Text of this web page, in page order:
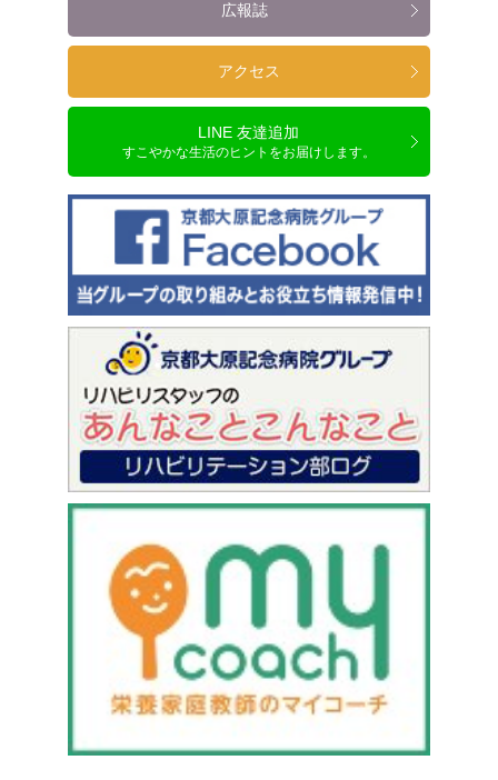
広報誌
アクセス
LINE 友達追加
すこやかな生活のヒントをお届けします。